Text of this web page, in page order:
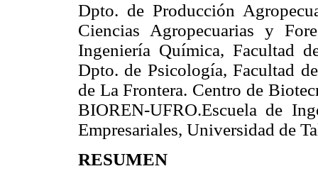
Dpto. de Producción
Ciencias Agropecuarias y
Ingeniería Química, Facultad
Dpto. de Psicología, Facultad
de La Frontera. Centro de
BIOREN-UFRO.Escuela de
Empresariales, Universidad de
RESUMEN